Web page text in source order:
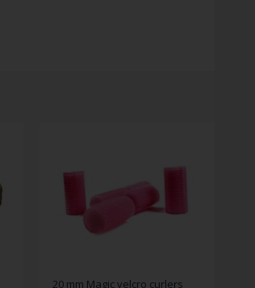
20 mm Magic velcro curlers